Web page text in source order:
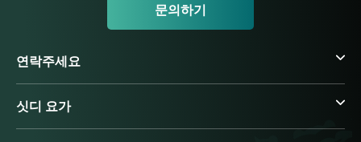
문의하기
연락주세요
싯디 요가